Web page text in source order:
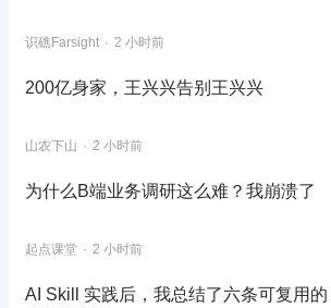
识礁Farsight 2 小时前
200亿身家，王兴兴告别王兴兴
山农下山 2 小时前
为什么B端业务调研这么难？我崩溃了
起点课堂 2 小时前
AI Skill 实践后，我总结了六条可复用的